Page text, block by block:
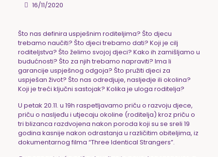
16/11/2020
Što nas definira uspješnim roditeljima? Što djecu
trebamo naučiti? Što djeci trebamo dati? Koji je cilj
roditeljstva? Što želimo svojoj djeci? Kako ih zamišljamo u
budućnosti? Što za njih trebamo napraviti? Ima li
garancije uspješnog odgoja? Što pružiti djeci za
uspješan život? Što nas odredjuje, nasljedje ili okolina?
Koji je treći ključni sastojak? Kolika je uloga roditelja?
U petak 20.11. u 19h raspetljavamo priču o razvoju djece,
priču o nasljeđu i utjecaju okoline (roditelja) kroz priču o
tri blizanca razdvojena nakon poroda koji su se sreli 19
godina kasnije nakon odrastanja u različitim obiteljima, iz
dokumentarnog filma “Three Identical Strangers”.